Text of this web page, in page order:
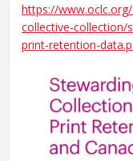
https://
collective-collection/
print-retention-